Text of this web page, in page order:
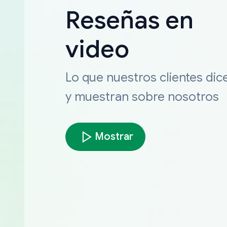
Reseñas en
video
Lo que nuestros clientes
y muestran sobre nosotros
Mostrar